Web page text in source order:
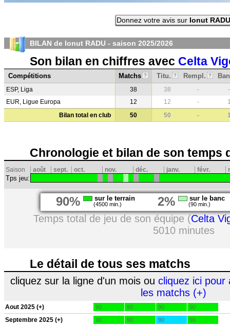
Donnez votre avis sur Ionut RADU
BILAN de Ionut RADU - saison 2025/2026
Son bilan en chiffres avec Celta
Compétitions Matchs ? Titu. ? Rempl. ?
ESP, Liga 38 38 -
-
EUR, Ligue Europa
12 12 -
Bilan total en club
50 50 -
Chronologie et bilan de son temps
Saison août sept. oct. nov. déc. janv. févr.
Tps jeu:
90% sur le terrain
(4500 min.) 2% sur le banc
(90 min.)
Temps total de jeu de son équipe (Celta
5010 minutes
Le détail de tous ses matchs
cliquez sur la ligne d'un mois ou cliquez ici pour
les matchs (+)
Aout 2025 (+) 90 90 90 90
Septembre 2025 (+) 90 90 90 90